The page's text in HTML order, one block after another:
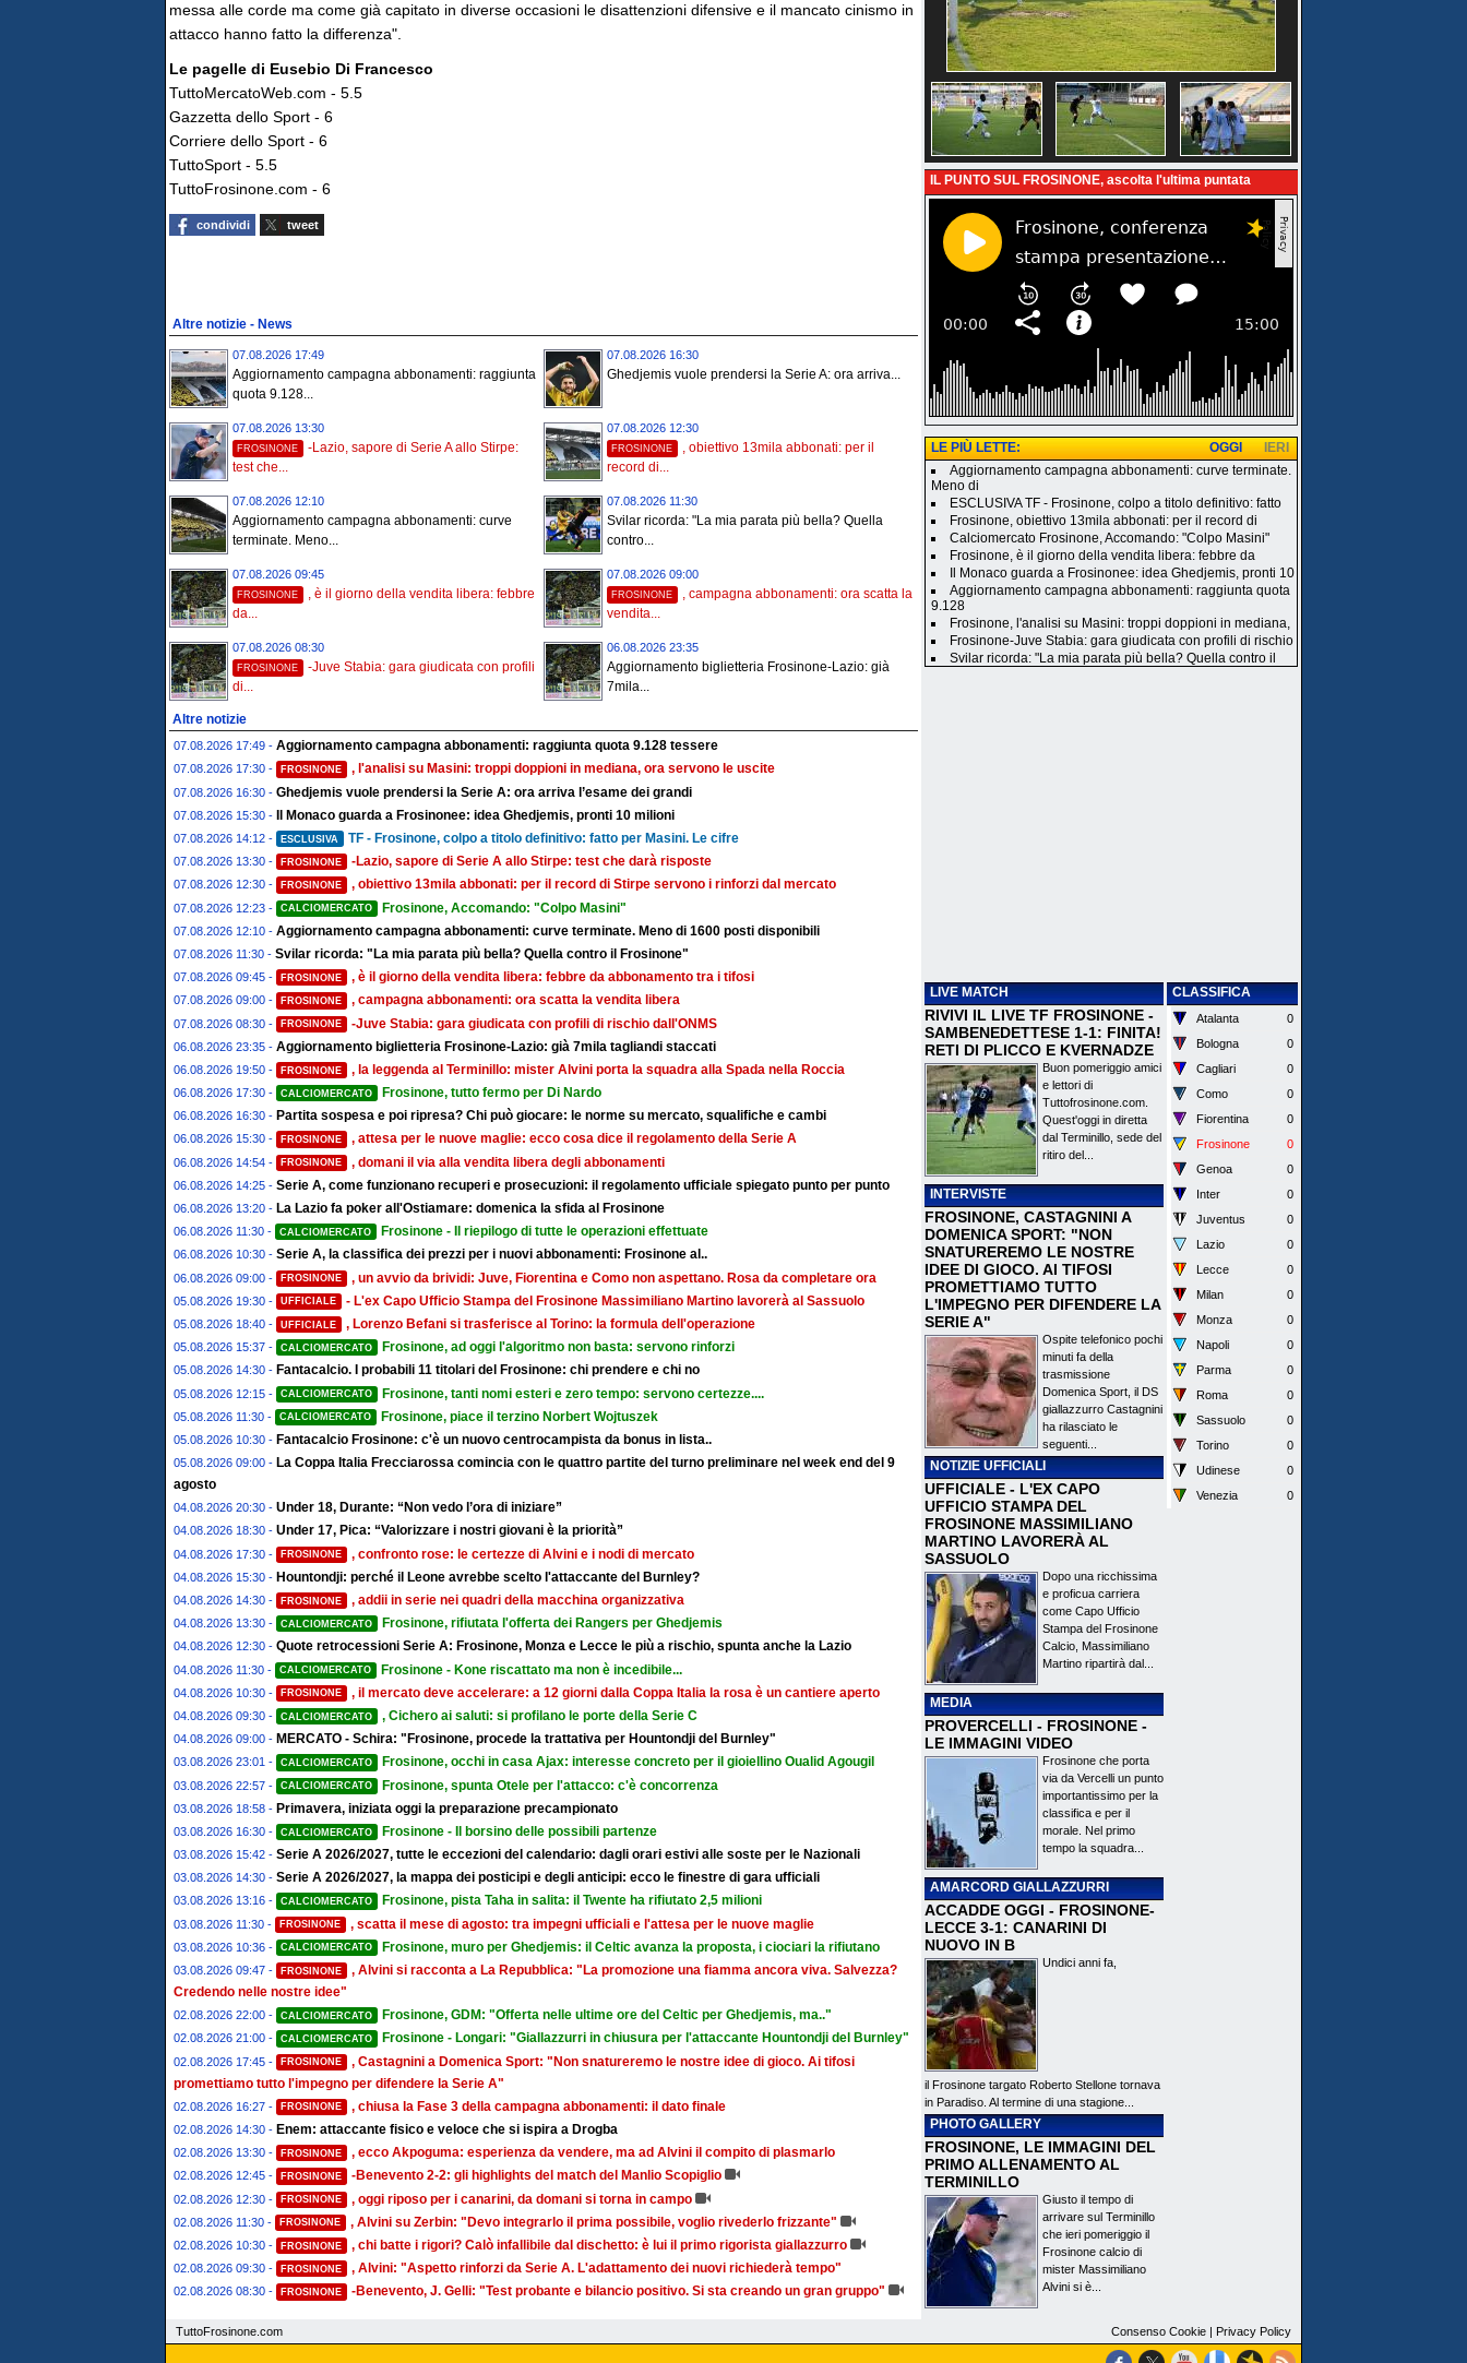
messa alle corde ma come già capitato in diverse occasioni le disattenzioni difensive e il mancato cinismo in
attacco hanno fatto la differenza".
Le pagelle di Eusebio Di Francesco
TuttoMercatoWeb.com - 5.5
Gazzetta dello Sport - 6
Corriere dello Sport - 6
TuttoSport - 5.5
TuttoFrosinone.com - 6
condividi tweet
Altre notizie - News
07.08.2026 17:49
Aggiornamento campagna abbonamenti: raggiunta
quota 9.128...
07.08.2026 16:30
Ghedjemis vuole prendersi la Serie A: ora arriva...
07.08.2026 13:30
FROSINONE
-Lazio, sapore di Serie A allo Stirpe:
test che...
07.08.2026 12:30
FROSINONE
, obiettivo 13mila abbonati: per il
record di...
07.08.2026 12:10
Aggiornamento campagna abbonamenti: curve
terminate. Meno...
07.08.2026 11:30
Svilar ricorda: "La mia parata più bella? Quella
contro...
07.08.2026 09:45
FROSINONE
, è il giorno della vendita libera: febbre
da...
07.08.2026 09:00
FROSINONE
, campagna abbonamenti: ora scatta la
vendita...
07.08.2026 08:30
FROSINONE
-Juve Stabia: gara giudicata con profili
di...
06.08.2026 23:35
Aggiornamento biglietteria Frosinone-Lazio: già
7mila...
Altre notizie
07.08.2026 17:49 - Aggiornamento campagna abbonamenti: raggiunta quota 9.128 tessere
07.08.2026 17:30 - FROSINONE , l'analisi su Masini: troppi doppioni in mediana, ora servono le uscite
07.08.2026 16:30 - Ghedjemis vuole prendersi la Serie A: ora arriva l’esame dei grandi
07.08.2026 15:30 - Il Monaco guarda a Frosinonee: idea Ghedjemis, pronti 10 milioni
07.08.2026 14:12 - ESCLUSIVA TF - Frosinone, colpo a titolo definitivo: fatto per Masini. Le cifre
07.08.2026 13:30 - FROSINONE -Lazio, sapore di Serie A allo Stirpe: test che darà risposte
07.08.2026 12:30 - FROSINONE , obiettivo 13mila abbonati: per il record di Stirpe servono i rinforzi dal mercato
07.08.2026 12:23 - CALCIOMERCATO Frosinone, Accomando: "Colpo Masini"
07.08.2026 12:10 - Aggiornamento campagna abbonamenti: curve terminate. Meno di 1600 posti disponibili
07.08.2026 11:30 - Svilar ricorda: "La mia parata più bella? Quella contro il Frosinone"
07.08.2026 09:45 - FROSINONE , è il giorno della vendita libera: febbre da abbonamento tra i tifosi
07.08.2026 09:00 - FROSINONE , campagna abbonamenti: ora scatta la vendita libera
07.08.2026 08:30 - FROSINONE -Juve Stabia: gara giudicata con profili di rischio dall'ONMS
06.08.2026 23:35 - Aggiornamento biglietteria Frosinone-Lazio: già 7mila tagliandi staccati
06.08.2026 19:50 - FROSINONE , la leggenda al Terminillo: mister Alvini porta la squadra alla Spada nella Roccia
06.08.2026 17:30 - CALCIOMERCATO Frosinone, tutto fermo per Di Nardo
06.08.2026 16:30 - Partita sospesa e poi ripresa? Chi può giocare: le norme su mercato, squalifiche e cambi
06.08.2026 15:30 - FROSINONE , attesa per le nuove maglie: ecco cosa dice il regolamento della Serie A
06.08.2026 14:54 - FROSINONE , domani il via alla vendita libera degli abbonamenti
06.08.2026 14:25 - Serie A, come funzionano recuperi e prosecuzioni: il regolamento ufficiale spiegato punto per punto
06.08.2026 13:20 - La Lazio fa poker all'Ostiamare: domenica la sfida al Frosinone
06.08.2026 11:30 - CALCIOMERCATO Frosinone - Il riepilogo di tutte le operazioni effettuate
06.08.2026 10:30 - Serie A, la classifica dei prezzi per i nuovi abbonamenti: Frosinone al..
06.08.2026 09:00 - FROSINONE , un avvio da brividi: Juve, Fiorentina e Como non aspettano. Rosa da completare ora
05.08.2026 19:30 - UFFICIALE - L'ex Capo Ufficio Stampa del Frosinone Massimiliano Martino lavorerà al Sassuolo
05.08.2026 18:40 - UFFICIALE , Lorenzo Befani si trasferisce al Torino: la formula dell'operazione
05.08.2026 15:37 - CALCIOMERCATO Frosinone, ad oggi l'algoritmo non basta: servono rinforzi
05.08.2026 14:30 - Fantacalcio. I probabili 11 titolari del Frosinone: chi prendere e chi no
05.08.2026 12:15 - CALCIOMERCATO Frosinone, tanti nomi esteri e zero tempo: servono certezze....
05.08.2026 11:30 - CALCIOMERCATO Frosinone, piace il terzino Norbert Wojtuszek
05.08.2026 10:30 - Fantacalcio Frosinone: c'è un nuovo centrocampista da bonus in lista..
05.08.2026 09:00 - La Coppa Italia Frecciarossa comincia con le quattro partite del turno preliminare nel week end del 9
agosto
04.08.2026 20:30 - Under 18, Durante: “Non vedo l’ora di iniziare”
04.08.2026 18:30 - Under 17, Pica: “Valorizzare i nostri giovani è la priorità”
04.08.2026 17:30 - FROSINONE , confronto rose: le certezze di Alvini e i nodi di mercato
04.08.2026 15:30 - Hountondji: perché il Leone avrebbe scelto l'attaccante del Burnley?
04.08.2026 14:30 - FROSINONE , addii in serie nei quadri della macchina organizzativa
04.08.2026 13:30 - CALCIOMERCATO Frosinone, rifiutata l'offerta dei Rangers per Ghedjemis
04.08.2026 12:30 - Quote retrocessioni Serie A: Frosinone, Monza e Lecce le più a rischio, spunta anche la Lazio
04.08.2026 11:30 - CALCIOMERCATO Frosinone - Kone riscattato ma non è incedibile...
04.08.2026 10:30 - FROSINONE , il mercato deve accelerare: a 12 giorni dalla Coppa Italia la rosa è un cantiere aperto
04.08.2026 09:30 - CALCIOMERCATO , Cichero ai saluti: si profilano le porte della Serie C
04.08.2026 09:00 - MERCATO - Schira: "Frosinone, procede la trattativa per Hountondji del Burnley"
03.08.2026 23:01 - CALCIOMERCATO Frosinone, occhi in casa Ajax: interesse concreto per il gioiellino Oualid Agougil
03.08.2026 22:57 - CALCIOMERCATO Frosinone, spunta Otele per l'attacco: c'è concorrenza
03.08.2026 18:58 - Primavera, iniziata oggi la preparazione precampionato
03.08.2026 16:30 - CALCIOMERCATO Frosinone - Il borsino delle possibili partenze
03.08.2026 15:42 - Serie A 2026/2027, tutte le eccezioni del calendario: dagli orari estivi alle soste per le Nazionali
03.08.2026 14:30 - Serie A 2026/2027, la mappa dei posticipi e degli anticipi: ecco le finestre di gara ufficiali
03.08.2026 13:16 - CALCIOMERCATO Frosinone, pista Taha in salita: il Twente ha rifiutato 2,5 milioni
03.08.2026 11:30 - FROSINONE , scatta il mese di agosto: tra impegni ufficiali e l'attesa per le nuove maglie
03.08.2026 10:36 - CALCIOMERCATO Frosinone, muro per Ghedjemis: il Celtic avanza la proposta, i ciociari la rifiutano
03.08.2026 09:47 - FROSINONE
, Alvini si racconta a La Repubblica: "La promozione una fiamma ancora viva. Salvezza?
Credendo nelle nostre idee"
02.08.2026 22:00 - CALCIOMERCATO Frosinone, GDM: "Offerta nelle ultime ore del Celtic per Ghedjemis, ma.."
02.08.2026 21:00 - CALCIOMERCATO Frosinone - Longari: "Giallazzurri in chiusura per l'attaccante Hountondji del Burnley"
02.08.2026 17:45 - FROSINONE
, Castagnini a Domenica Sport: "Non snatureremo le nostre idee di gioco. Ai tifosi
promettiamo tutto l'impegno per difendere la Serie A"
02.08.2026 16:27 - FROSINONE , chiusa la Fase 3 della campagna abbonamenti: il dato finale
02.08.2026 14:30 - Enem: attaccante fisico e veloce che si ispira a Drogba
02.08.2026 13:30 - FROSINONE , ecco Akpoguma: esperienza da vendere, ma ad Alvini il compito di plasmarlo
02.08.2026 12:45 - FROSINONE -Benevento 2-2: gli highlights del match del Manlio Scopiglio
02.08.2026 12:30 - FROSINONE , oggi riposo per i canarini, da domani si torna in campo
02.08.2026 11:30 - FROSINONE , Alvini su Zerbin: "Devo integrarlo il prima possibile, voglio rivederlo frizzante"
02.08.2026 10:30 - FROSINONE , chi batte i rigori? Calò infallibile dal dischetto: è lui il primo rigorista giallazzurro
02.08.2026 09:30 - FROSINONE , Alvini: "Aspetto rinforzi da Serie A. L'adattamento dei nuovi richiederà tempo"
02.08.2026 08:30 - FROSINONE -Benevento, J. Gelli: "Test probante e bilancio positivo. Si sta creando un gran gruppo"
IL PUNTO SUL FROSINONE, ascolta l'ultima puntata
LE PIÙ LETTE: IERI
OGGI
Aggiornamento campagna abbonamenti: curve terminate.
Meno di
ESCLUSIVA TF - Frosinone, colpo a titolo definitivo: fatto
Frosinone, obiettivo 13mila abbonati: per il record di
Calciomercato Frosinone, Accomando: "Colpo Masini"
Frosinone, è il giorno della vendita libera: febbre da
Il Monaco guarda a Frosinonee: idea Ghedjemis, pronti 10
Aggiornamento campagna abbonamenti: raggiunta quota
9.128
Frosinone, l'analisi su Masini: troppi doppioni in mediana,
Frosinone-Juve Stabia: gara giudicata con profili di rischio
Svilar ricorda: "La mia parata più bella? Quella contro il
LIVE MATCH
RIVIVI IL LIVE TF FROSINONE -
SAMBENEDETTESE 1-1: FINITA!
RETI DI PLICCO E KVERNADZE
Buon pomeriggio amici
e lettori di
Tuttofrosinone.com.
Quest'oggi in diretta
dal Terminillo, sede del
ritiro del...
INTERVISTE
FROSINONE, CASTAGNINI A
DOMENICA SPORT: "NON
SNATUREREMO LE NOSTRE
IDEE DI GIOCO. AI TIFOSI
PROMETTIAMO TUTTO
L'IMPEGNO PER DIFENDERE LA
SERIE A"
Ospite telefonico pochi
minuti fa della
trasmissione
Domenica Sport, il DS
giallazzurro Castagnini
ha rilasciato le
seguenti...
NOTIZIE UFFICIALI
UFFICIALE - L'EX CAPO
UFFICIO STAMPA DEL
FROSINONE MASSIMILIANO
MARTINO LAVORERÀ AL
SASSUOLO
Dopo una ricchissima
e proficua carriera
come Capo Ufficio
Stampa del Frosinone
Calcio, Massimiliano
Martino ripartirà dal...
MEDIA
PROVERCELLI - FROSINONE -
LE IMMAGINI VIDEO
Frosinone che porta
via da Vercelli un punto
importantissimo per la
classifica e per il
morale. Nel primo
tempo la squadra...
AMARCORD GIALLAZZURRI
ACCADDE OGGI - FROSINONE-
LECCE 3-1: CANARINI DI
NUOVO IN B
Undici anni fa,
il Frosinone targato Roberto Stellone tornava
in Paradiso. Al termine di una stagione...
PHOTO GALLERY
FROSINONE, LE IMMAGINI DEL
PRIMO ALLENAMENTO AL
TERMINILLO
Giusto il tempo di
arrivare sul Terminillo
che ieri pomeriggio il
Frosinone calcio di
mister Massimiliano
Alvini si è...
CLASSIFICA
Atalanta
0
Bologna
0
Cagliari
0
Como
0
Fiorentina
0
Frosinone
0
Genoa
0
Inter
0
Juventus
0
Lazio
0
Lecce
0
Milan
0
Monza
0
Napoli
0
Parma
0
Roma
0
Sassuolo
0
Torino
0
Udinese
0
Venezia
0
TuttoFrosinone.com Consenso Cookie | Privacy Policy